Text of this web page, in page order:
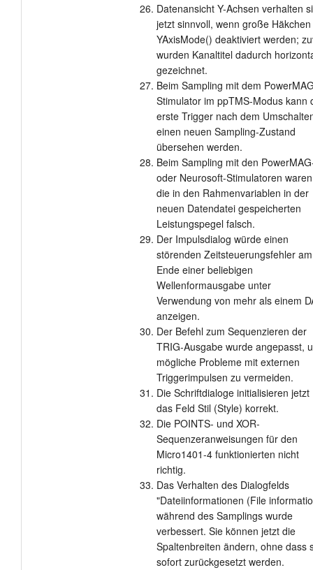
Datenansicht Y-Achsen verhalten
jetzt sinnvoll, wenn große
YAxisMode() deaktiviert werden;
wurden Kanaltitel dadurch
gezeichnet.
Beim Sampling mit dem
Stimulator im ppTMS-Modus kann
erste Trigger nach dem
einen neuen Sampling-Zustand
übersehen werden.
Beim Sampling mit den
oder Neurosoft-Stimulatoren waren
die in den Rahmenvariablen in der
neuen Datendatei gespeicherten
Leistungspegel falsch.
Der Impulsdialog würde einen
störenden Zeitsteuerungsfehler am
Ende einer beliebigen
Wellenformausgabe unter
Verwendung von mehr als einem
anzeigen.
Der Befehl zum Sequenzieren der
TRIG-Ausgabe wurde angepasst,
mögliche Probleme mit externen
Triggerimpulsen zu vermeiden.
Die Schriftdialoge initialisieren jetzt
das Feld Stil (Style) korrekt.
Die POINTS- und XOR-
Sequenzeranweisungen für den
Micro1401-4 funktionierten nicht
richtig.
Das Verhalten des Dialogfelds
"Dateiinformationen (File
während des Samplings wurde
verbessert. Sie können jetzt die
Spaltenbreiten ändern, ohne dass
sofort zurückgesetzt werden.